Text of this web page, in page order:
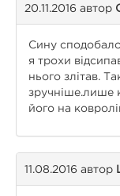
20.11.2016 автор
Сину
я трохи
нього злітав.
зручніше.лише
його на
11.08.2016 автор